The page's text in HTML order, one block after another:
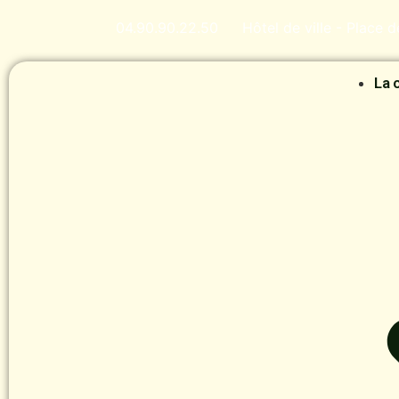
04.90.90.22.50 Hôtel de ville - Place
La